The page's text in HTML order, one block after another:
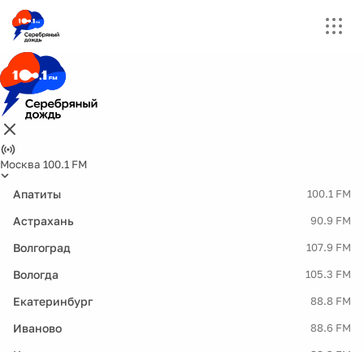
Москва 100.1 FM
Апатиты 100.1 FM
Астрахань 90.9 FM
Волгоград 107.9 FM
Вологда 105.3 FM
Екатеринбург 88.8 FM
Иваново 88.6 FM